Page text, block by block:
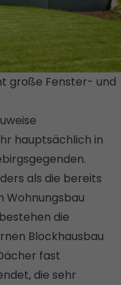
große Fenster- und
hauptsächlich in
als die bereits
Wohnungsbau
die
Blockhausbau
fast
die sehr